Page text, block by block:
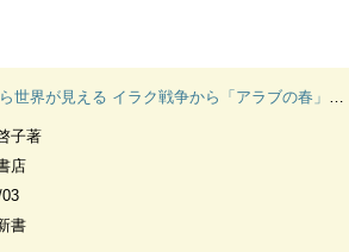
見える イラク戦争から「アラブの春」へ 岩波ジュニア新書 767 <知の航海>シリーズ
子著
店
書